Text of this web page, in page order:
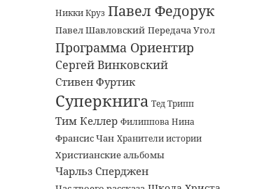
Никки Круз Павел Федорук
Павел Шавловский Передача Угол
Программа Ориентир
Сергей Винковский
Стивен Фуртик
Суперкнига Тед Трипп
Тим Келлер Филиппова Нина
Франсис Чан Хранители истории
Христианские альбомы
Чарльз Сперджен